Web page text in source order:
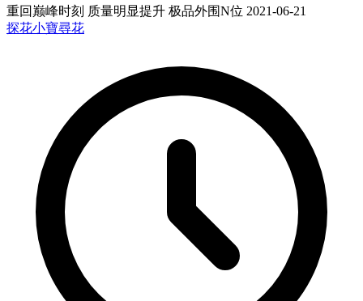
重回巅峰时刻 质量明显提升 极品外围N位 2021-06-21
探花小寶尋花